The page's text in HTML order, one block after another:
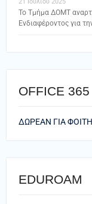
Το Τμήμα ΔΟΜΤ
Ενδιαφέροντος για
ΟFFICE 365
ΔΩΡΕΑΝ ΓΙΑ
EDUROAM